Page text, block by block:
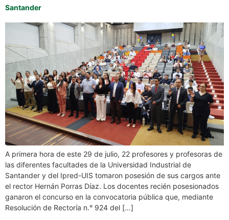
Santander
A primera hora de este 29 de julio, 22 profesores y profesoras de
las diferentes facultades de la Universidad Industrial de
Santander y del Ipred-UIS tomaron posesión de sus cargos ante
el rector Hernán Porras Díaz. Los docentes recién posesionados
ganaron el concurso en la convocatoria pública que, mediante
Resolución de Rectoría n.° 924 del […]